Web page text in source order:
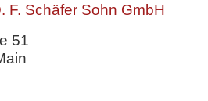
F. Schäfer Sohn GmbH
51